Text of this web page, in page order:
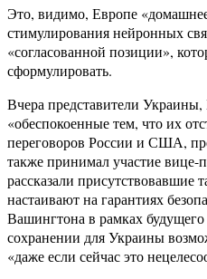
Это, видимо, Европе
стимулирования нейронных
«согласованной позиции»,
сформулировать.
Вчера представители
«обеспокоенные тем, что их
переговоров России и США,
также принимал участие
рассказали
настаивают на гарантиях
Вашингтона в рамках
сохранении для Украины
«даже если сейчас это